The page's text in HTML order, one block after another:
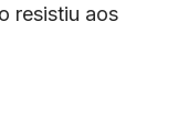
resistiu aos